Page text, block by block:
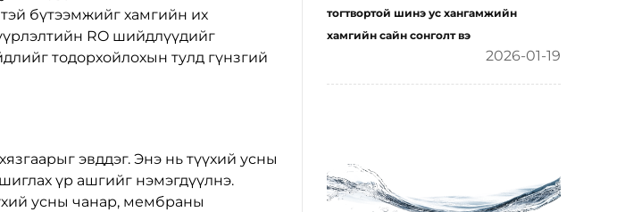
бүтээмжийг хамгийн их
RO шийдлүүдийг
тодорхойлохын тулд гүнзгий
эвддэг. Энэ нь түүхий усны
үр ашгийг нэмэгдүүлнэ.
усны чанар, мембраны
тогтвортой шинэ ус хангамжийн
хамгийн сайн сонголт вэ
2026-01-19